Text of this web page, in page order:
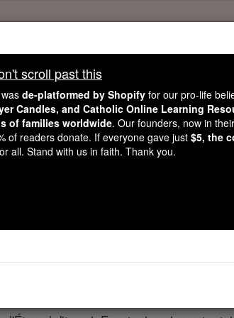
Daily Reading for Thursday, October ...
of the Rosary
Ézéchiel -
fut adressée comme suit ,
scroll past this
de-platformed by Shopify for our pro-life
Candles, and Catholic Online Learning
of families worldwide. Our founders, now in
of readers donate. If everyone gave just $5, the
all. Stand with us in faith. Thank you.